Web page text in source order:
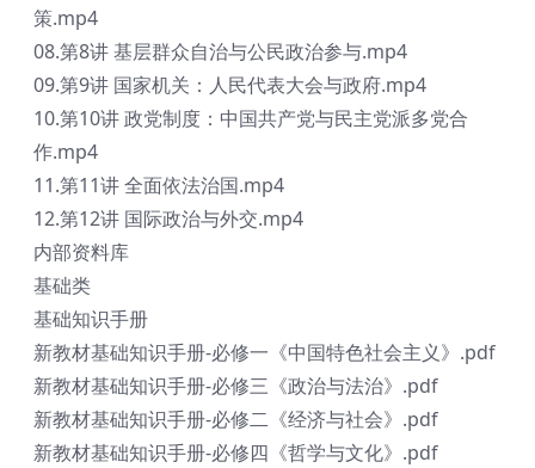
策.mp4
08.第8讲 基层群众自治与公民政治参与.mp4
09.第9讲 国家机关：人民代表大会与政府.mp4
10.第10讲 政党制度：中国共产党与民主党派多党合
作.mp4
11.第11讲 全面依法治国.mp4
12.第12讲 国际政治与外交.mp4
内部资料库
基础类
基础知识手册
新教材基础知识手册-必修一《中国特色社会主义》.pdf
新教材基础知识手册-必修三《政治与法治》.pdf
新教材基础知识手册-必修二《经济与社会》.pdf
新教材基础知识手册-必修四《哲学与文化》.pdf